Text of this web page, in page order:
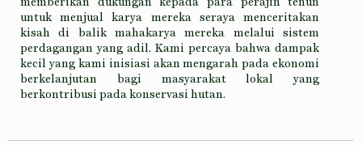
untuk menjual karya mereka seraya menceritakan
kisah di balik mahakarya mereka melalui sistem
perdagangan yang adil. Kami percaya bahwa dampak
kecil yang kami inisiasi akan mengarah pada ekonomi
berkelanjutan bagi masyarakat lokal yang
berkontribusi pada konservasi hutan.